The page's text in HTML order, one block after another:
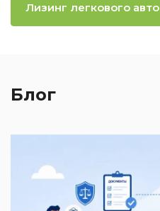
Лизинг легкового авто
Блог